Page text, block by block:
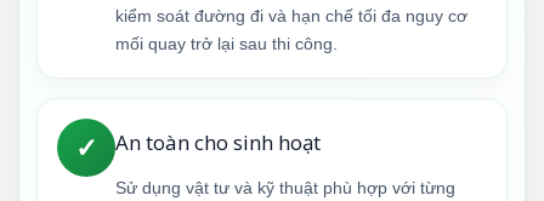
kiểm soát đường đi và hạn chế tối đa nguy cơ
mối quay trở lại sau thi công.
✓ An toàn cho sinh hoạt
Sử dụng vật tư và kỹ thuật phù hợp với từng